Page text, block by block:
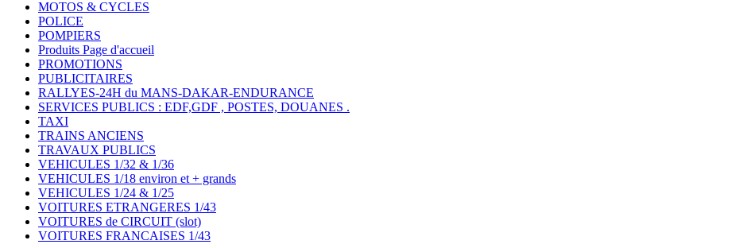
MOTOS & CYCLES
POLICE
POMPIERS
Produits Page d'accueil
PROMOTIONS
PUBLICITAIRES
RALLYES-24H du MANS-DAKAR-ENDURANCE
SERVICES PUBLICS : EDF,GDF , POSTES, DOUANES .
TAXI
TRAINS ANCIENS
TRAVAUX PUBLICS
VEHICULES 1/32 & 1/36
VEHICULES 1/18 environ et + grands
VEHICULES 1/24 & 1/25
VOITURES ETRANGERES 1/43
VOITURES de CIRCUIT (slot)
VOITURES FRANCAISES 1/43